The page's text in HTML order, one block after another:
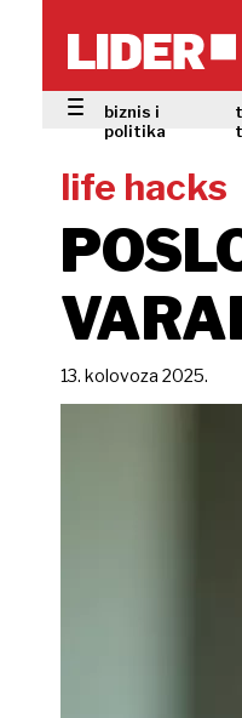
biznis i
politika
life hacks
13. kolovoza 2025.